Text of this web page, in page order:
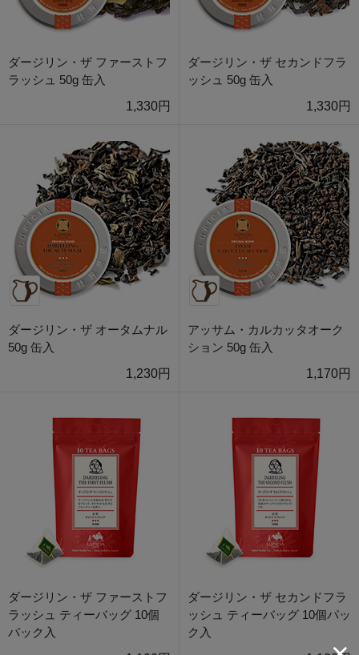
ダージリン・ザ ファーストフ
ラッシュ 50g 缶入
1,330円
ダージリン・ザ セカンドフラ
ッシュ 50g 缶入
1,330円
ダージリン・ザ オータムナル
50g 缶入
1,230円
アッサム・カルカッタオーク
ション 50g 缶入
1,170円
ダージリン・ザ ファーストフ
ラッシュ ティーバッグ 10個
パック入
ダージリン・ザ セカンドフラ
ッシュ ティーバッグ 10個パッ
ク入